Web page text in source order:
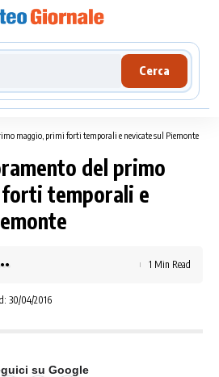
Cerca
maggio, primi forti temporali e nevicate sul Piemonte
del primo
temporali e
30/04/2016
1 Min Read
su Google